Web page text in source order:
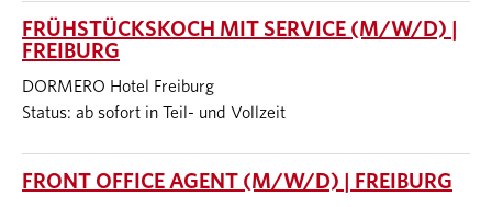
FRÜHSTÜCKSKOCH MIT SERVICE (M/W/D) |
FREIBURG
DORMERO Hotel Freiburg
Status: ab sofort in Teil- und Vollzeit
FRONT OFFICE AGENT (M/W/D) | FREIBURG